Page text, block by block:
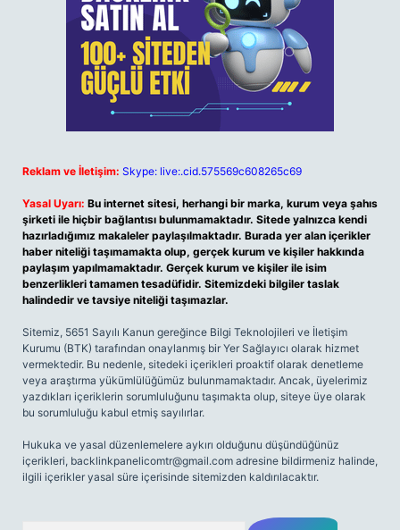
Reklam ve İletişim: Skype: live:.cid.575569c608265c69
Yasal Uyarı: Bu internet sitesi, herhangi bir marka, kurum veya şahıs
şirketi ile hiçbir bağlantısı bulunmamaktadır. Sitede yalnızca kendi
hazırladığımız makaleler paylaşılmaktadır. Burada yer alan içerikler
haber niteliği taşımamakta olup, gerçek kurum ve kişiler hakkında
paylaşım yapılmamaktadır. Gerçek kurum ve kişiler ile isim
benzerlikleri tamamen tesadüfidir. Sitemizdeki bilgiler taslak
halindedir ve tavsiye niteliği taşımazlar.
Sitemiz, 5651 Sayılı Kanun gereğince Bilgi Teknolojileri ve İletişim
Kurumu (BTK) tarafından onaylanmış bir Yer Sağlayıcı olarak hizmet
vermektedir. Bu nedenle, sitedeki içerikleri proaktif olarak denetleme
veya araştırma yükümlülüğümüz bulunmamaktadır. Ancak, üyelerimiz
yazdıkları içeriklerin sorumluluğunu taşımakta olup, siteye üye olarak
bu sorumluluğu kabul etmiş sayılırlar.
Hukuka ve yasal düzenlemelere aykırı olduğunu düşündüğünüz
içerikleri, backlinkpanelicomtr@gmail.com adresine bildirmeniz halinde,
ilgili içerikler yasal süre içerisinde sitemizden kaldırılacaktır.